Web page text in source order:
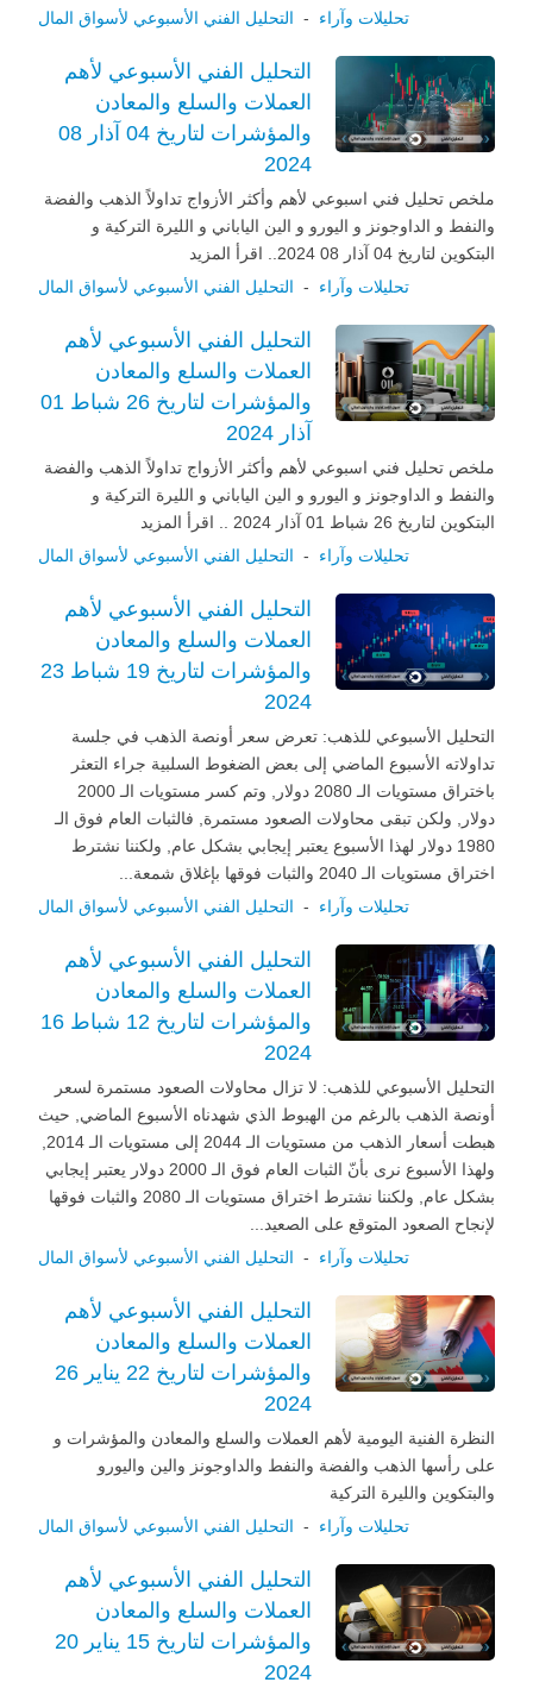
تحليلات وآراء - التحليل الفني الأسبوعي لأسواق المال
التحليل الفني الأسبوعي لأهم
العملات والسلع والمعادن
والمؤشرات لتاريخ 04 آذار 08
2024
ملخص تحليل فني اسبوعي لأهم وأكثر الأزواج تداولاً الذهب والفضة
والنفط و الداوجونز و اليورو و الين الياباني و الليرة التركية و
البتكوين لتاريخ 04 آذار 08 2024.. اقرأ المزيد
تحليلات وآراء - التحليل الفني الأسبوعي لأسواق المال
التحليل الفني الأسبوعي لأهم
العملات والسلع والمعادن
والمؤشرات لتاريخ 26 شباط 01
آذار 2024
ملخص تحليل فني اسبوعي لأهم وأكثر الأزواج تداولاً الذهب والفضة
والنفط و الداوجونز و اليورو و الين الياباني و الليرة التركية و
البتكوين لتاريخ 26 شباط 01 آذار 2024 .. اقرأ المزيد
تحليلات وآراء - التحليل الفني الأسبوعي لأسواق المال
التحليل الفني الأسبوعي لأهم
العملات والسلع والمعادن
والمؤشرات لتاريخ 19 شباط 23
2024
التحليل الأسبوعي للذهب: تعرض سعر أونصة الذهب في جلسة
تداولاته الأسبوع الماضي إلى بعض الضغوط السلبية جراء التعثر
باختراق مستويات الـ 2080 دولار, وتم كسر مستويات الـ 2000
دولار, ولكن تبقى محاولات الصعود مستمرة, فالثبات العام فوق الـ
1980 دولار لهذا الأسبوع يعتبر إيجابي بشكل عام, ولكننا نشترط
اختراق مستويات الـ 2040 والثبات فوقها بإغلاق شمعة...
تحليلات وآراء - التحليل الفني الأسبوعي لأسواق المال
التحليل الفني الأسبوعي لأهم
العملات والسلع والمعادن
والمؤشرات لتاريخ 12 شباط 16
2024
التحليل الأسبوعي للذهب: لا تزال محاولات الصعود مستمرة لسعر
أونصة الذهب بالرغم من الهبوط الذي شهدناه الأسبوع الماضي, حيث
ولهذا الأسبوع نرى بأنّ الثبات العام فوق الـ 2000 دولار يعتبر إيجابي
بشكل عام, ولكننا نشترط اختراق مستويات الـ 2080 والثبات فوقها
لإنجاح الصعود المتوقع على الصعيد...
تحليلات وآراء - التحليل الفني الأسبوعي لأسواق المال
التحليل الفني الأسبوعي لأهم
العملات والسلع والمعادن
والمؤشرات لتاريخ 22 يناير 26
2024
النظرة الفنية اليومية لأهم العملات والسلع والمعادن والمؤشرات و
على رأسها الذهب والفضة والنفط والداوجونز والين واليورو
والبتكوين والليرة التركية
تحليلات وآراء - التحليل الفني الأسبوعي لأسواق المال
التحليل الفني الأسبوعي لأهم
العملات والسلع والمعادن
والمؤشرات لتاريخ 15 يناير 20
2024